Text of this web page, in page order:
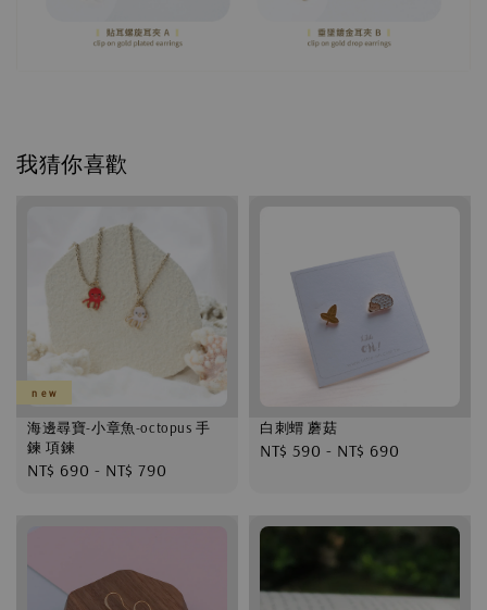
我猜你喜歡
n e w
海邊尋寶-小章魚-octopus 手
鍊 項鍊
Regular
NT$ 690 - NT$ 790
白刺蝟 蘑菇
Regular
NT$ 590 - NT$ 690